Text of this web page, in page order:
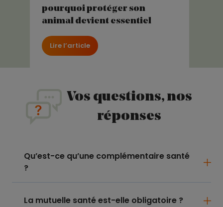
pourquoi protéger son
animal devient essentiel
Lire l’article
Vos questions, nos
réponses
Qu’est-ce qu’une complémentaire santé
?
La mutuelle santé est-elle obligatoire ?